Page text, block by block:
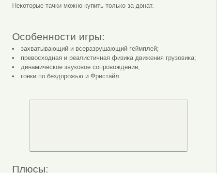
Некоторые тачки можно купить только за донат.
Особенности игры:
захватывающий и всеразрушающий геймплей;
превосходная и реалистичная физика движения грузовика;
динамическое звуковое сопровождение;
гонки по бездорожью и Фристайл.
Плюсы: